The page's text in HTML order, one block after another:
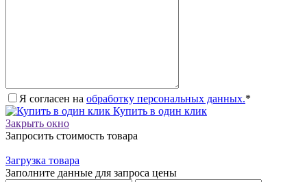
Я согласен на обработку персональных данных.*
Купить в один клик
Закрыть окно
Запросить стоимость товара
Загрузка товара
Заполните данные для запроса цены